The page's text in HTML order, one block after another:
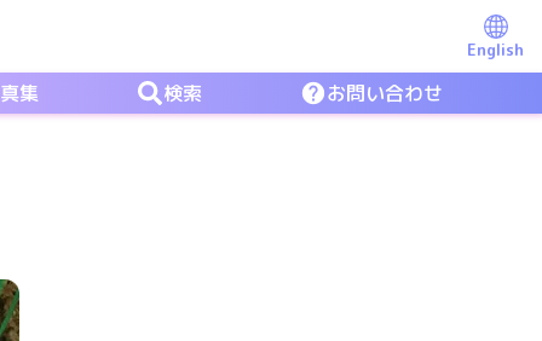
English
集 検索 お問い合わせ